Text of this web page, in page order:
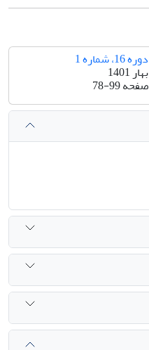
دوره 16، شماره 1
بهار 1401
صفحه78-99